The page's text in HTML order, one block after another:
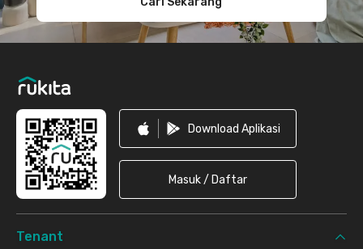
Download Aplikasi
Masuk / Daftar
Tenant